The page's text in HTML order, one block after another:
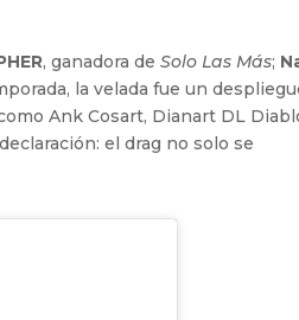
, ganadora deSolo Las Más;
la velada fue un
Ank Cosart, Dianart DL
el drag no solo se